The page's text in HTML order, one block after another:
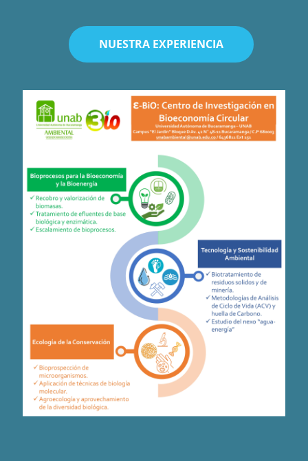
NUESTRA EXPERIENCIA